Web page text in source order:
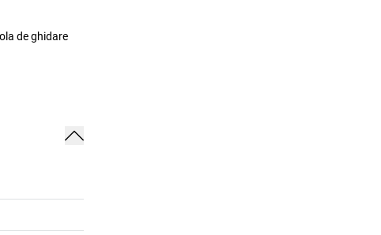
de ghidare